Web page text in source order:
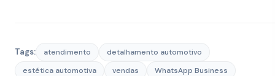
Tags: atendimento
detalhamento automotivo
estética automotiva
vendas WhatsApp Business